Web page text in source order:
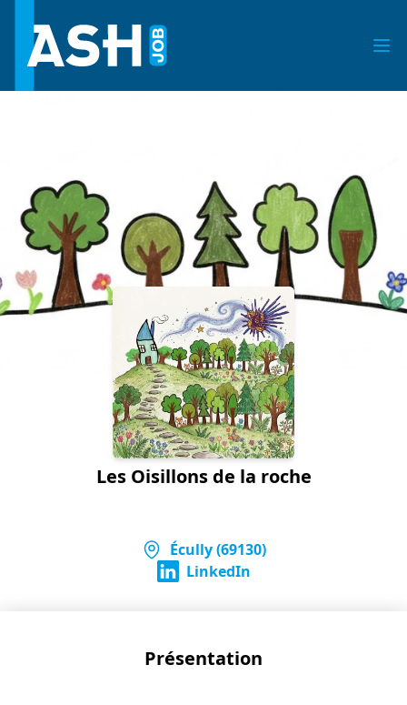
Les Oisillons de la roche
Écully (69130)
LinkedIn
Présentation